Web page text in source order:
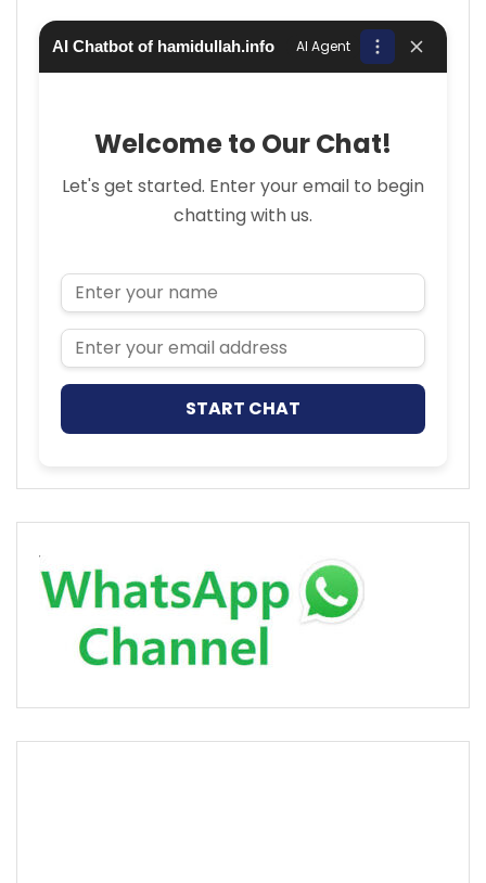
AI Chatbot of hamidullah.info AI Agent
Welcome to Our Chat!
Let's get started. Enter your email to begin
chatting with us.
Name
Email Address
START CHAT